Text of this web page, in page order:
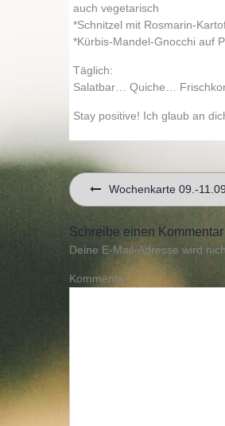
auch vegetarisch
*Schnitzel mit Rosmarin-
*Kürbis-Mandel-Gnocchi auf
Täglich:
Salatbar… Quiche…
Stay positive! Ich glaub an
Beitragsnavigation
Wochenkarte 09.-
Schreibe einen Kommentar
Deine E-Mail-Adresse wird
Kommentar*